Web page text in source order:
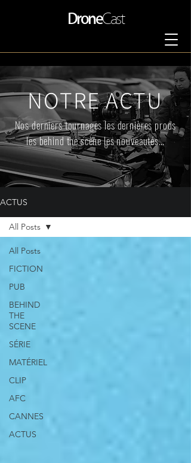
DroneCast
NOTRE ACTU
Nos derniers tournages les dernières prods
les behind the scène les nouveautés…
ACTUS
All Posts
FICTION
PUB
BEHIND
THE
SCENE
SÉRIE
MATÉRIEL
CLIP
AFC
CANNES
ACTUS
All Posts